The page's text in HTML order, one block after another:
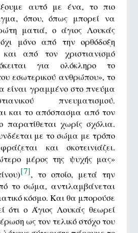
αυτό με ένα, το πιο
όπου, όπως μπορεί να
ματιά, ο άγιος Λουκάς
μόνο από την ορθόδοξη
από τον χριστιανισμό
για ολόκληρο το
εσωτερικού ανθρώπου», το
είναι γραμμένο στο πνεύμα
πνευματισμού.
και το απόσπασμα από τον
παρατίθεται χωρίς σχόλια.
με το σώμα με τρόπο
και σκοτεινιάζει.
μέρος της ψυχής μας»
[7], το οποίο, μετά την
το σώμα, αντιλαμβάνεται
κόσμο. Και θα μπορούσε
ότι ο Άγιος Λουκάς θεωρεί
ως τον τελικό στόχο του